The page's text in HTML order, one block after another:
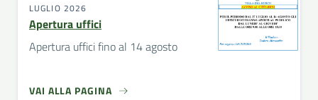
LUGLIO 2026
Apertura uffici
Apertura uffici fino al 14 agosto
VAI ALLA PAGINA